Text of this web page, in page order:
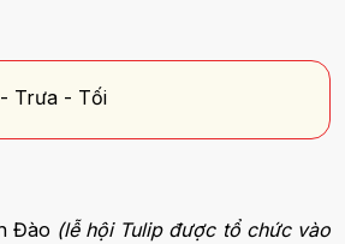
Trưa - Tối
Đào (lễ hội Tulip được tổ chức vào